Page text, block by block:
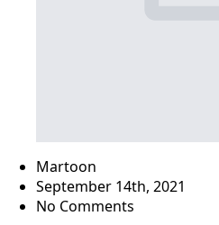
Martoon
September 14th, 2021
No Comments